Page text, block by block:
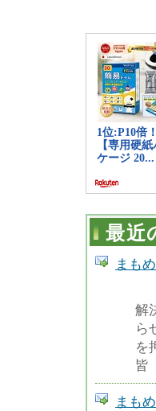
最近
まも
解
ら
を
皆
まも